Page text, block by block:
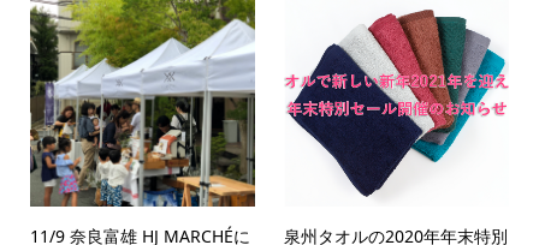
11/9 奈良富雄 HJ MARCHÉに
泉州タオルの2020年年末特別